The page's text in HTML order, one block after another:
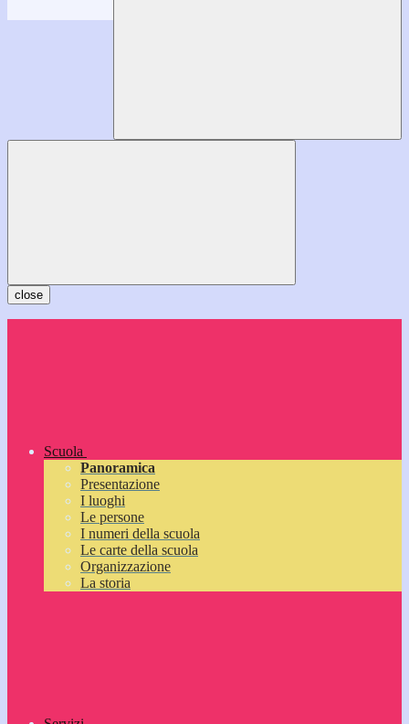
close
Scuola
Panoramica
Presentazione
I luoghi
Le persone
I numeri della scuola
Le carte della scuola
Organizzazione
La storia